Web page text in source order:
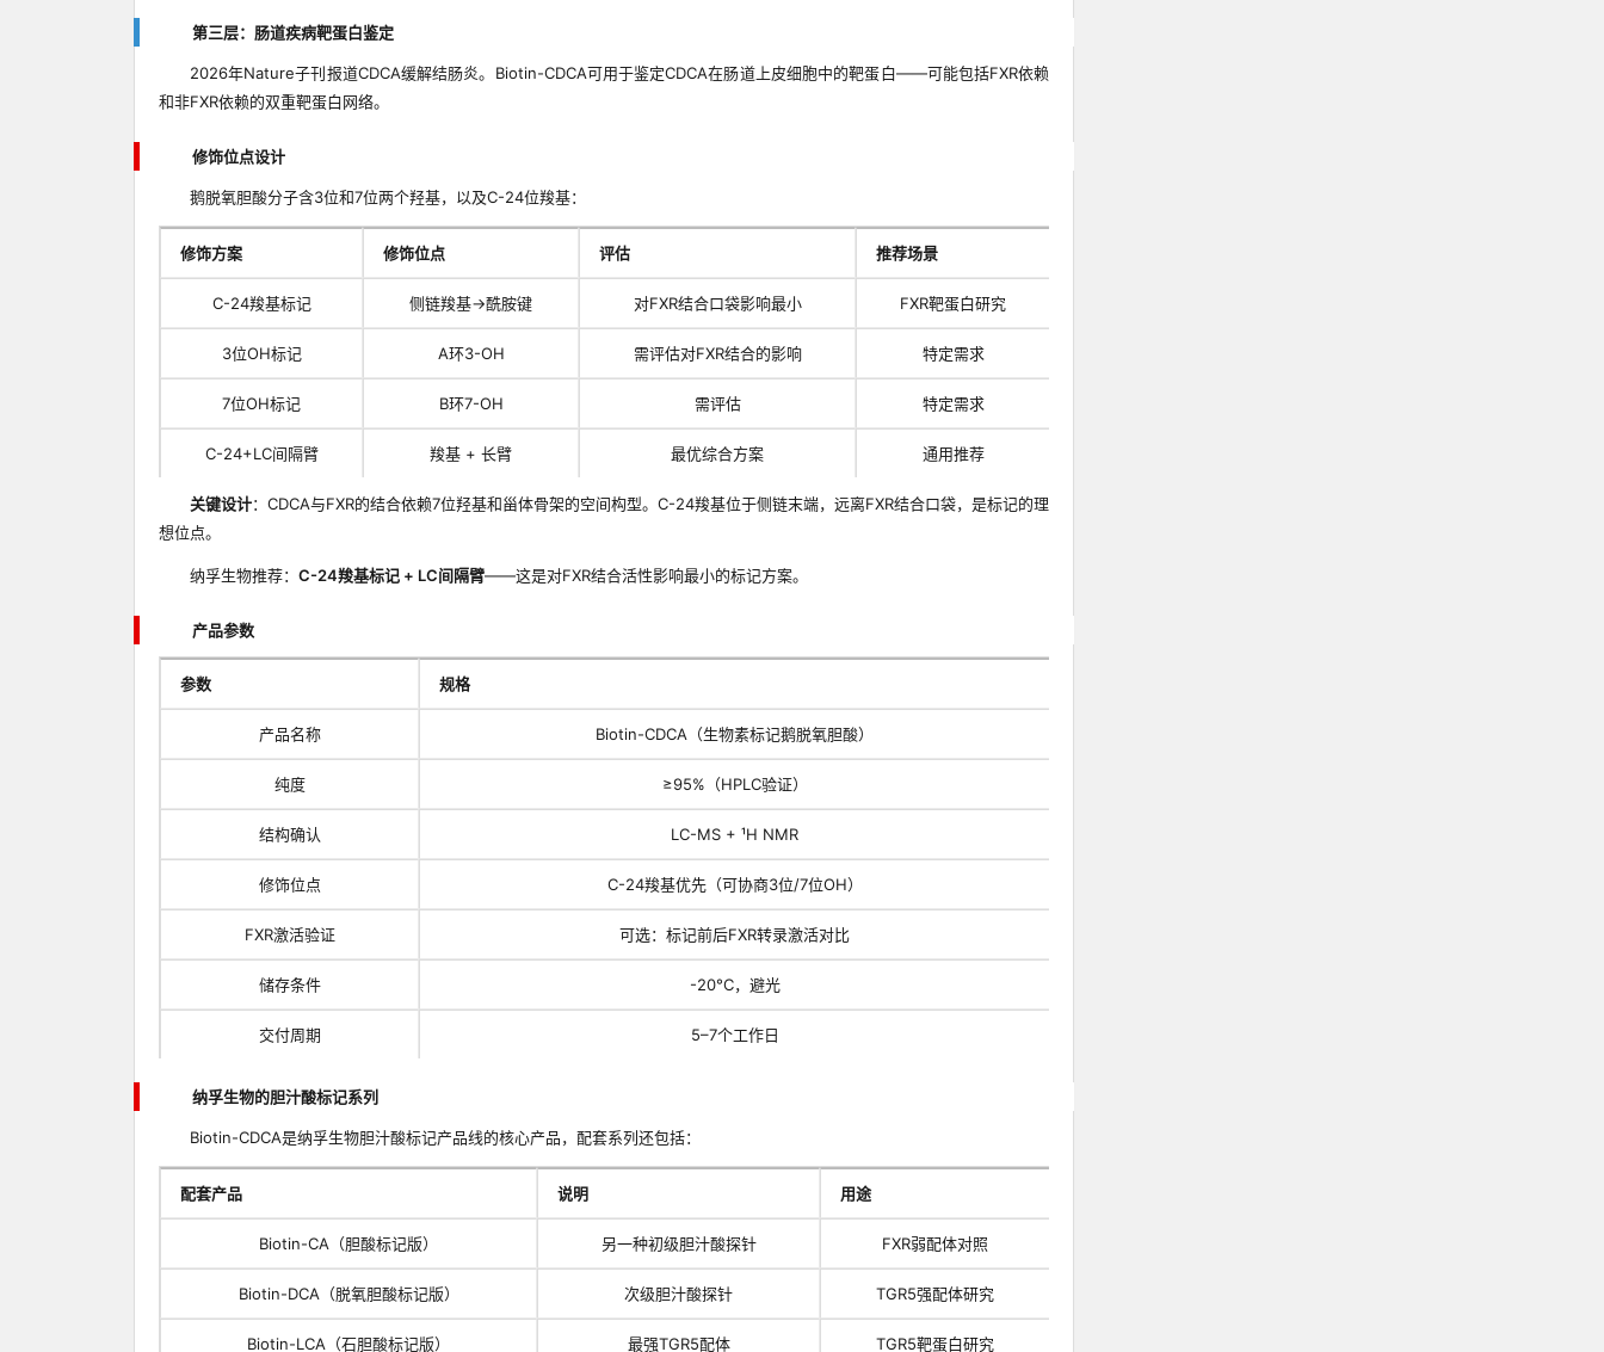
第三层：肠道疾病靶蛋白鉴定
2026年Nature子刊报道CDCA缓解结肠炎。Biotin-CDCA可用于鉴定CDCA在肠道上皮细胞中的靶蛋白——可能包括FXR依赖
和非FXR依赖的双重靶蛋白网络。
修饰位点设计
鹅脱氧胆酸分子含3位和7位两个羟基，以及C-24位羧基：
修饰方案 修饰位点 评估 推荐场景
C-24羧基标记 侧链羧基→酰胺键 对FXR结合口袋影响最小 FXR靶蛋白研究
3位OH标记 A环3-OH 需评估对FXR结合的影响 特定需求
7位OH标记 B环7-OH 需评估 特定需求
C-24+LC间隔臂 羧基 + 长臂 最优综合方案 通用推荐
关键设计：CDCA与FXR的结合依赖7位羟基和甾体骨架的空间构型。C-24羧基位于侧链末端，远离FXR结合口袋，是标记的理
想位点。
纳孚生物推荐： C-24羧基标记 + LC间隔臂——这是对FXR结合活性影响最小的标记方案。
产品参数
参数 规格
产品名称 Biotin-CDCA（生物素标记鹅脱氧胆酸）
纯度 ≥95%（HPLC验证）
结构确认 LC-MS + ¹H NMR
修饰位点 C-24羧基优先（可协商3位/7位OH）
FXR激活验证 可选：标记前后FXR转录激活对比
储存条件 -20°C，避光
交付周期 5–7个工作日
纳孚生物的胆汁酸标记系列
Biotin-CDCA是纳孚生物胆汁酸标记产品线的核心产品，配套系列还包括：
配套产品 说明 用途
Biotin-CA（胆酸标记版） 另一种初级胆汁酸探针 FXR弱配体对照
Biotin-DCA（脱氧胆酸标记版） 次级胆汁酸探针 TGR5强配体研究
Biotin-LCA（石胆酸标记版） 最强TGR5配体 TGR5靶蛋白研究